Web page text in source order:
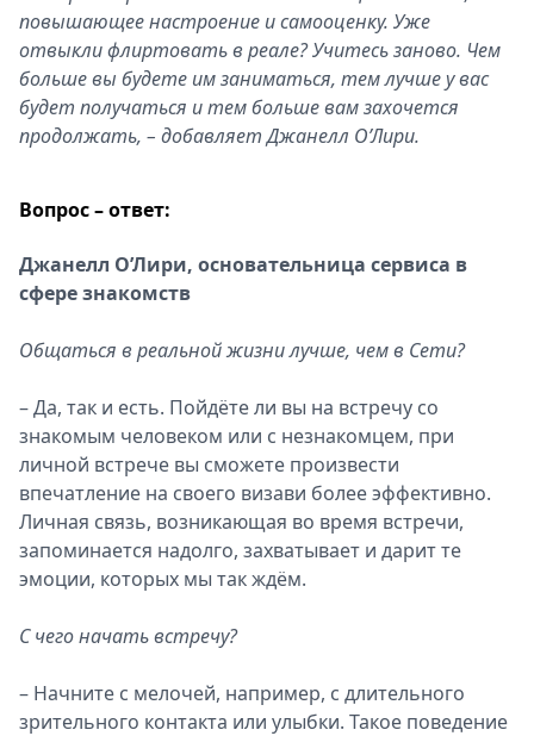
повышающее настроение и самооценку. Уже
отвыкли флиртовать в реале? Учитесь заново. Чем
больше вы будете им заниматься, тем лучше у вас
будет получаться и тем больше вам захочется
продолжать, – добавляет Джанелл О’Лири.
Вопрос – ответ:
Джанелл О’Лири, основательница сервиса в
сфере знакомств
Общаться в реальной жизни лучше, чем в Сети?
– Да, так и есть. Пойдёте ли вы на встречу со
знакомым человеком или с незнакомцем, при
личной встрече вы сможете произвести
впечатление на своего визави более эффективно.
Личная связь, возникающая во время встречи,
запоминается надолго, захватывает и дарит те
эмоции, которых мы так ждём.
С чего начать встречу?
– Начните с мелочей, например, с длительного
зрительного контакта или улыбки. Такое поведение